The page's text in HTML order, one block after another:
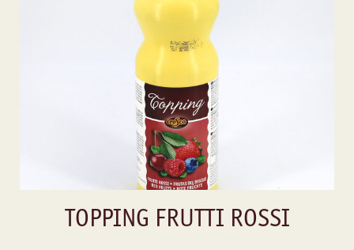
TOPPING FRUTTI ROSSI